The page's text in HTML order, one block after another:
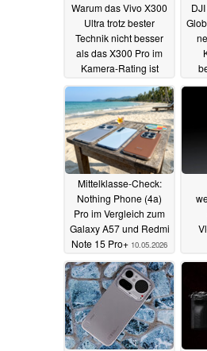
Warum das Vivo X300
Ultra trotz bester
Technik nicht besser
als das X300 Pro im
Kamera-Rating ist
12.05.2026
Mittelklasse-Check:
Nothing Phone (4a)
Pro im Vergleich zum
Galaxy A57 und Redmi
Note 15 Pro+ 10.05.2026